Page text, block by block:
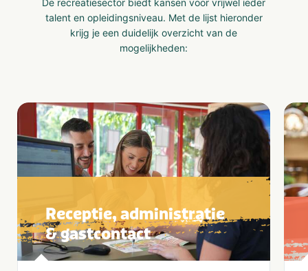
De recreatiesector biedt kansen voor vrijwel ieder
talent en opleidingsniveau. Met de lijst hieronder
krijg je een duidelijk overzicht van de
mogelijkheden:
Receptie, administratie
& gastcontact